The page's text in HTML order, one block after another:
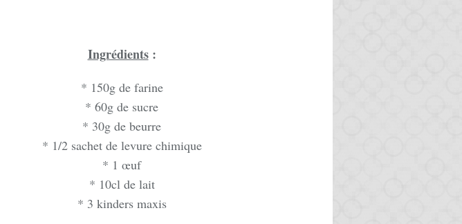
Ingrédients:
* 150g de farine
* 60g de sucre
* 30g de beurre
* 1/2 sachet de levure chimique
* 1 œuf
* 10cl de lait
* 3 kinders maxis